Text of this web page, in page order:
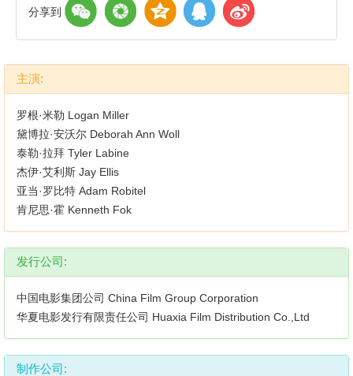
分享到
主演:
罗根·米勒 Logan Miller
黛博拉·安沃尔 Deborah Ann Woll
泰勒·拉拜 Tyler Labine
杰伊·艾利斯 Jay Ellis
亚当·罗比特 Adam Robitel
肯尼思·霍 Kenneth Fok
发行公司:
中国电影集团公司 China Film Group Corporation
华夏电影发行有限责任公司 Huaxia Film Distribution Co.,Ltd
制作公司: